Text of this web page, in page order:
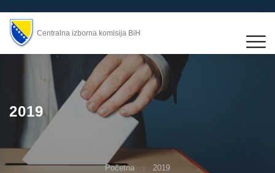
Centralna izborna komisija BiH
2019
Početna 2019